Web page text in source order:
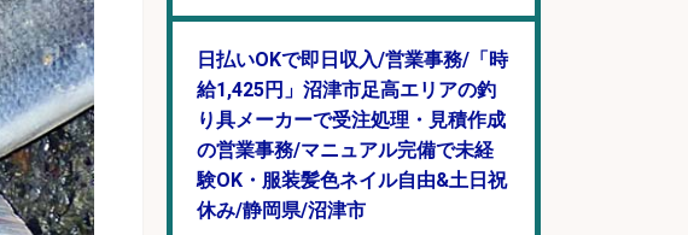
日払いOKで即日収入/営業事務/「時
給1,425円」沼津市足高エリアの釣
り具メーカーで受注処理・見積作成
の営業事務/マニュアル完備で未経
験OK・服装髪色ネイル自由&土日祝
休み/静岡県/沼津市